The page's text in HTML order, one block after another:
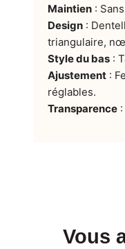
Maintien :
Design :
triangulaire,
Style du bas :
Ajustement :
réglables.
Transparence
Vous